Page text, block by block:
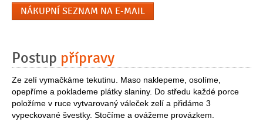
NÁKUPNÍ SEZNAM NA E-MAIL
Postup přípravy
Ze zelí vymačkáme tekutinu. Maso naklepeme, osolíme,
opepříme a poklademe plátky slaniny. Do středu každé porce
položíme v ruce vytvarovaný váleček zelí a přidáme 3
vypeckované švestky. Stočíme a ovážeme provázkem.